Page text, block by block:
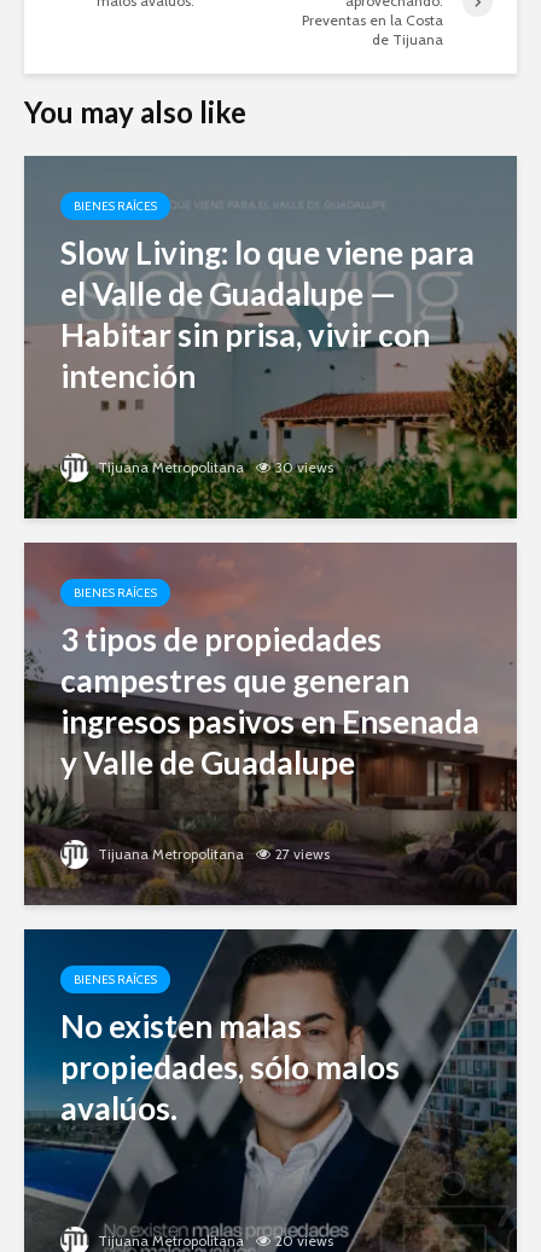
Preventas en la Costa
de Tijuana
You may also like
BIENES RAÍCES
Slow Living: lo que viene para
el Valle de Guadalupe —
Habitar sin prisa, vivir con
intención
Tijuana Metropolitana 30 views
BIENES RAÍCES
3 tipos de propiedades
campestres que generan
ingresos pasivos en Ensenada
y Valle de Guadalupe
Tijuana Metropolitana 27 views
BIENES RAÍCES
No existen malas
propiedades, sólo malos
avalúos.
Tijuana Metropolitana 20 views